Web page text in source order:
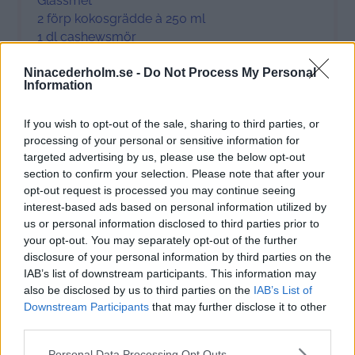
Ninacederholm.se - Do Not Process My Personal
Information
If you wish to opt-out of the sale, sharing to third parties, or
processing of your personal or sensitive information for
targeted advertising by us, please use the below opt-out
section to confirm your selection. Please note that after your
opt-out request is processed you may continue seeing
interest-based ads based on personal information utilized by
us or personal information disclosed to third parties prior to
your opt-out. You may separately opt-out of the further
disclosure of your personal information by third parties on the
IAB’s list of downstream participants. This information may
also be disclosed by us to third parties on the IAB’s List of
Downstream Participants that may further disclose it to other
Please note that this website/app uses one or more Google
2 förp kokosgrädde à 250 ml
1 dl cashewsmör
1 tsk vaniljpulver
Chokladtäcke
200 g mörk choklad
1–1,5 msk kokosolja
1 påse rostade hackade hasselnötter
Instructions
Gör så här
Rör ihop samtliga ingredienser för glassmeten,